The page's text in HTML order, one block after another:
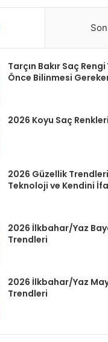
Tarçın Bakır Saç
Önce Bilinmesi
2026 Koyu Saç Renkleri
2026 Güzellik
Teknoloji ve Kendini
2026 İlkbahar/Yaz
Trendleri
2026 İlkbahar/Yaz
Trendleri